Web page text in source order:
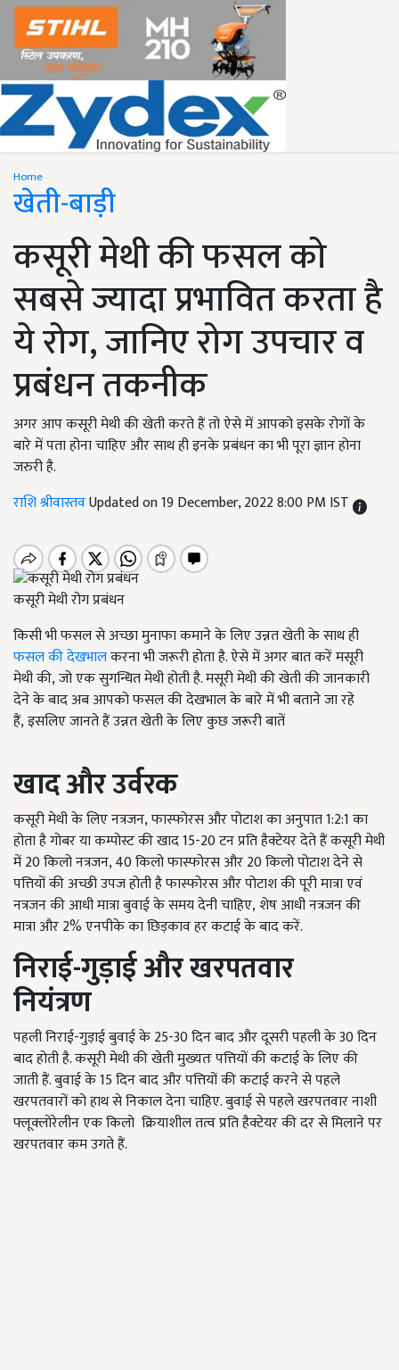
Home
खेती-बाड़ी
कसूरी मेथी की फसल को
सबसे ज्यादा प्रभावित करता है
ये रोग, जानिए रोग उपचार व
प्रबंधन तकनीक
अगर आप कसूरी मेथी की खेती करते हैं तो ऐसे में आपको इसके रोगों के
बारे में पता होना चाहिए और साथ ही इनके प्रबंधन का भी पूरा ज्ञान होना
जरुरी है.
राशि श्रीवास्तवUpdated on 19 December, 2022 8:00 PM IST
कसूरी मेथी रोग प्रबंधन
किसी भी फसल से अच्छा मुनाफा कमाने के लिए उन्नत खेती के साथ ही
फसल की देखभालकरना भी जरूरी होता है. ऐसे में अगर बात करें मसूरी
मेथी की,जो एक सुगन्धित मेथी होती है. मसूरी मेथी की खेती की जानकारी
देने के बाद अब आपको फसल की देखभाल के बारे में भी बताने जा रहे
हैं,इसलिए जानते हैं उन्नत खेती के लिए कुछ जरूरी बातें
खाद और उर्वरक
कसूरी मेथी के लिए नत्रजन,फास्फोरस और पोटाश का अनुपात1:2:1का
होता है गोबर या कम्पोस्ट की खाद15-20टन प्रति हैक्टेयर देते हैं कसूरी मेथी
में20किलो नत्रजन, 40किलो फास्फोरस और20किलो पोटाश देने से
पत्तियों की अच्छी उपज होती है फास्फोरस और पोटाश की पूरी मात्रा एवं
नत्रजन की आधी मात्रा बुवाई के समय देनी चाहिए,शेष आधी नत्रजन की
मात्रा और2%एनपीके का छिड़काव हर कटाई के बाद करें.
निराई-गुड़ाई और खरपतवार
नियंत्रण
पहली निराई-गुड़ाई बुवाई के25-30दिन बाद और दूसरी पहली के30दिन
बाद होती है. कसूरी मेथी की खेती मुख्यतः पत्तियों की कटाई के लिए की
जाती हैं. बुवाई के15दिन बाद और पत्तियों की कटाई करने से पहले
खरपतवारों को हाथ से निकाल देना चाहिए. बुवाई से पहले खरपतवार नाशी
फ्लूक्लोरेलीन एक किलो क्रियाशील तत्व प्रति हैक्टेयर की दर से मिलाने पर
खरपतवार कम उगते हैं.